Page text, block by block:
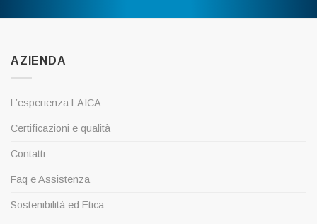
AZIENDA
L’esperienza LAICA
Certificazioni e qualità
Contatti
Faq e Assistenza
Sostenibilità ed Etica